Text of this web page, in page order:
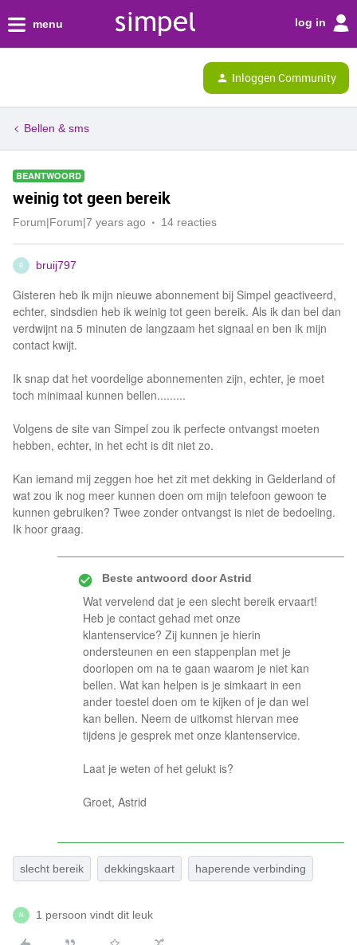
menu log in
Inloggen Community
Bellen & sms
BEANTWOORD
weinig tot geen bereik
Forum|Forum|7 years ago 14 reacties
B bruij797
Gisteren heb ik mijn nieuwe abonnement bij Simpel geactiveerd,
echter, sindsdien heb ik weinig tot geen bereik. Als ik dan bel dan
verdwijnt na 5 minuten de langzaam het signaal en ben ik mijn
contact kwijt.
Ik snap dat het voordelige abonnementen zijn, echter, je moet
toch minimaal kunnen bellen.........
Volgens de site van Simpel zou ik perfecte ontvangst moeten
hebben, echter, in het echt is dit niet zo.
Kan iemand mij zeggen hoe het zit met dekking in Gelderland of
wat zou ik nog meer kunnen doen om mijn telefoon gewoon te
kunnen gebruiken? Twee zonder ontvangst is niet de bedoeling.
Ik hoor graag.
Beste antwoord doorAstrid
Wat vervelend dat je een slecht bereik ervaart!
Heb je contact gehad met onze
klantenservice? Zij kunnen je hierin
ondersteunen en een stappenplan met je
doorlopen om na te gaan waarom je niet kan
bellen. Wat kan helpen is je simkaart in een
ander toestel doen om te kijken of je dan wel
kan bellen. Neem de uitkomst hiervan mee
tijdens je gesprek met onze klantenservice.
Laat je weten of het gelukt is?
Groet, Astrid
slecht bereik dekkingskaart haperende verbinding
N 1 persoon vindt dit leuk